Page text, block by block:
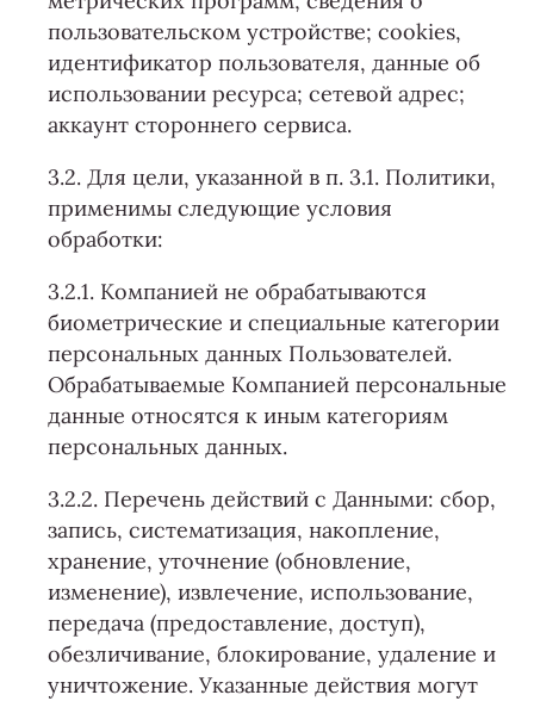
пользовательском устройстве; cookies,
идентификатор пользователя, данные об
использовании ресурса; сетевой адрес;
аккаунт стороннего сервиса.
3.2. Для цели, указанной в п. 3.1. Политики,
применимы следующие условия
обработки:
3.2.1. Компанией не обрабатываются
биометрические и специальные категории
персональных данных Пользователей.
Обрабатываемые Компанией персональные
данные относятся к иным категориям
персональных данных.
3.2.2. Перечень действий с Данными: сбор,
запись, систематизация, накопление,
хранение, уточнение (обновление,
изменение), извлечение, использование,
передача (предоставление, доступ),
обезличивание, блокирование, удаление и
уничтожение. Указанные действия могут